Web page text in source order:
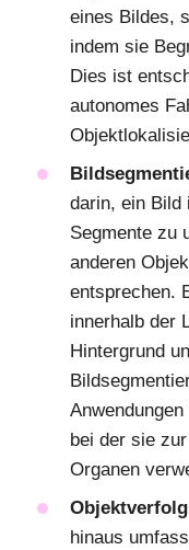
eines Bildes,
indem sie
Dies ist
autonomes
darin, ein Bild
Segmente zu
anderen
entsprechen.
innerhalb der
Hintergrund
bei der sie
Organen
hinaus